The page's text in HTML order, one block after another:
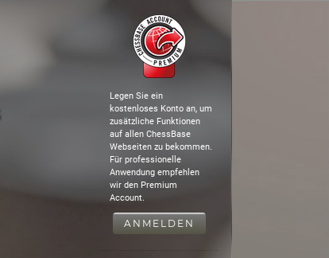
Legen Sie ein
kostenloses Konto an, um
zusätzliche Funktionen
auf allen ChessBase
Webseiten zu bekommen.
Für professionelle
Anwendung empfehlen
wir den Premium
Account.
ANMELDEN